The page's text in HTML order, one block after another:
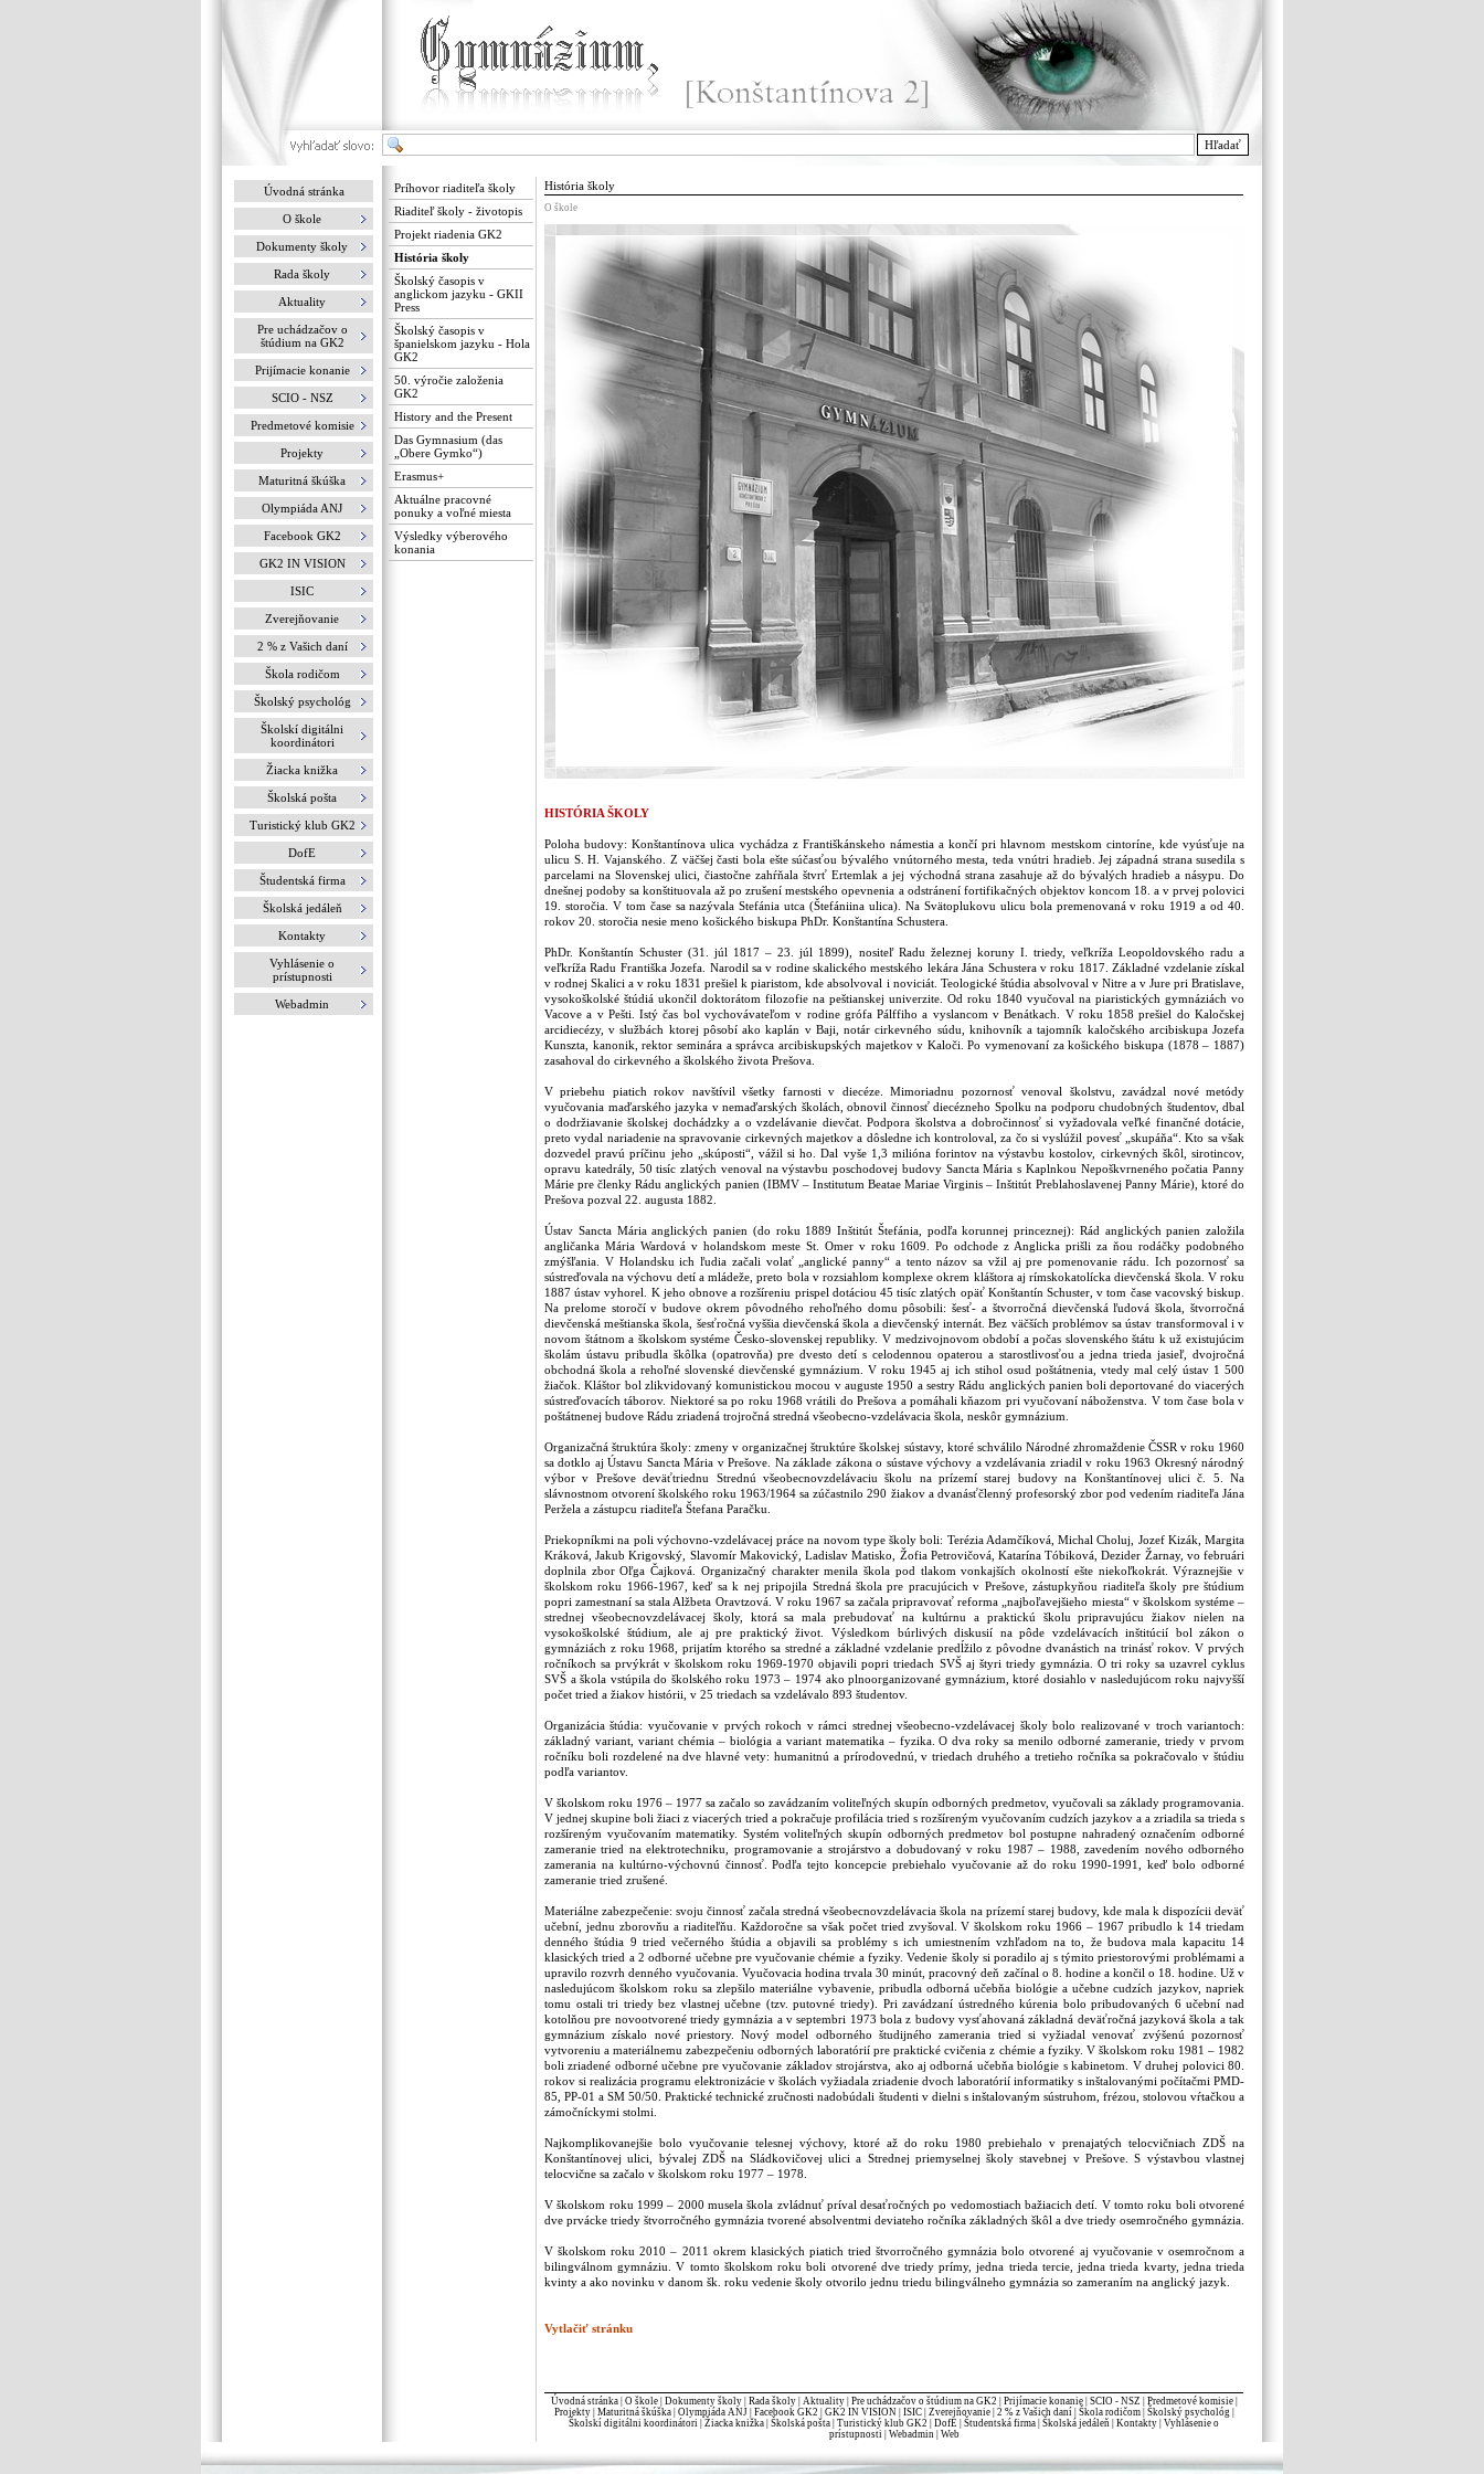
Hľadať
Úvodná stránka
O škole
Dokumenty školy
Rada školy
Aktuality
Pre uchádzačov o
štúdium na GK2
Prijímacie konanie
SCIO - NSZ
Predmetové komisie
Projekty
Maturitná škúška
Olympiáda ANJ
Facebook GK2
GK2 IN VISION
ISIC
Zverejňovanie
2 % z Vašich daní
Škola rodičom
Školský psychológ
Školskí digitálni
koordinátori
Žiacka knižka
Školská pošta
Turistický klub GK2
DofE
Študentská firma
Školská jedáleň
Kontakty
Vyhlásenie o
prístupnosti
Webadmin
História školy
O škole
HISTÓRIA ŠKOLY
Poloha budovy: Konštantínova ulica vychádza z Františkánskeho námestia a končí pri hlavnom mestskom cintoríne, kde vyúsťuje na
ulicu S. H. Vajanského. Z väčšej časti bola ešte súčasťou bývalého vnútorného mesta, teda vnútri hradieb. Jej západná strana susedila s
parcelami na Slovenskej ulici, čiastočne zahŕňala štvrť Ertemlak a jej východná strana zasahuje až do bývalých hradieb a násypu. Do
dnešnej podoby sa konštituovala až po zrušení mestského opevnenia a odstránení fortifikačných objektov koncom 18. a v prvej polovici
19. storočia. V tom čase sa nazývala Stefánia utca (Štefániina ulica). Na Svätoplukovu ulicu bola premenovaná v roku 1919 a od 40.
rokov 20. storočia nesie meno košického biskupa PhDr. Konštantína Schustera.
PhDr. Konštantín Schuster (31. júl 1817 – 23. júl 1899), nositeľ Radu železnej koruny I. triedy, veľkríža Leopoldovského radu a
veľkríža Radu Františka Jozefa. Narodil sa v rodine skalického mestského lekára Jána Schustera v roku 1817. Základné vzdelanie získal
v rodnej Skalici a v roku 1831 prešiel k piaristom, kde absolvoval i noviciát. Teologické štúdia absolvoval v Nitre a v Jure pri Bratislave,
vysokoškolské štúdiá ukončil doktorátom filozofie na peštianskej univerzite. Od roku 1840 vyučoval na piaristických gymnáziách vo
Vacove a v Pešti. Istý čas bol vychovávateľom v rodine grófa Pálffiho a vyslancom v Benátkach. V roku 1858 prešiel do Kaločskej
arcidiecézy, v službách ktorej pôsobí ako kaplán v Baji, notár cirkevného súdu, knihovník a tajomník kaločského arcibiskupa Jozefa
Kunszta, kanonik, rektor seminára a správca arcibiskupských majetkov v Kaloči. Po vymenovaní za košického biskupa (1878 – 1887)
zasahoval do cirkevného a školského života Prešova.
V priebehu piatich rokov navštívil všetky farnosti v diecéze. Mimoriadnu pozornosť venoval školstvu, zavádzal nové metódy
vyučovania maďarského jazyka v nemaďarských školách, obnovil činnosť diecézneho Spolku na podporu chudobných študentov, dbal
o dodržiavanie školskej dochádzky a o vzdelávanie dievčat. Podpora školstva a dobročinnosť si vyžadovala veľké finančné dotácie,
preto vydal nariadenie na spravovanie cirkevných majetkov a dôsledne ich kontroloval, za čo si vyslúžil povesť „skupáňa“. Kto sa však
dozvedel pravú príčinu jeho „skúposti“, vážil si ho. Dal vyše 1,3 milióna forintov na výstavbu kostolov, cirkevných škôl, sirotincov,
opravu katedrály, 50 tisíc zlatých venoval na výstavbu poschodovej budovy Sancta Mária s Kaplnkou Nepoškvrneného počatia Panny
Márie pre členky Rádu anglických panien (IBMV – Institutum Beatae Mariae Virginis – Inštitút Preblahoslavenej Panny Márie), ktoré do
Prešova pozval 22. augusta 1882.
Ústav Sancta Mária anglických panien (do roku 1889 Inštitút Štefánia, podľa korunnej princeznej): Rád anglických panien založila
angličanka Mária Wardová v holandskom meste St. Omer v roku 1609. Po odchode z Anglicka prišli za ňou rodáčky podobného
zmýšľania. V Holandsku ich ľudia začali volať „anglické panny“ a tento názov sa vžil aj pre pomenovanie rádu. Ich pozornosť sa
sústreďovala na výchovu detí a mládeže, preto bola v rozsiahlom komplexe okrem kláštora aj rímskokatolícka dievčenská škola. V roku
1887 ústav vyhorel. K jeho obnove a rozšíreniu prispel dotáciou 45 tisíc zlatých opäť Konštantín Schuster, v tom čase vacovský biskup.
Na prelome storočí v budove okrem pôvodného rehoľného domu pôsobili: šesť- a štvorročná dievčenská ľudová škola, štvorročná
dievčenská meštianska škola, šesťročná vyššia dievčenská škola a dievčenský internát. Bez väčších problémov sa ústav transformoval i v
novom štátnom a školskom systéme Česko-slovenskej republiky. V medzivojnovom období a počas slovenského štátu k už existujúcim
školám ústavu pribudla škôlka (opatrovňa) pre dvesto detí s celodennou opaterou a starostlivosťou a jedna trieda jasieľ, dvojročná
obchodná škola a rehoľné slovenské dievčenské gymnázium. V roku 1945 aj ich stihol osud poštátnenia, vtedy mal celý ústav 1 500
žiačok. Kláštor bol zlikvidovaný komunistickou mocou v auguste 1950 a sestry Rádu anglických panien boli deportované do viacerých
sústreďovacích táborov. Niektoré sa po roku 1968 vrátili do Prešova a pomáhali kňazom pri vyučovaní náboženstva. V tom čase bola v
poštátnenej budove Rádu zriadená trojročná stredná všeobecno-vzdelávacia škola, neskôr gymnázium.
Organizačná štruktúra školy: zmeny v organizačnej štruktúre školskej sústavy, ktoré schválilo Národné zhromaždenie ČSSR v roku 1960
sa dotklo aj Ústavu Sancta Mária v Prešove. Na základe zákona o sústave výchovy a vzdelávania zriadil v roku 1963 Okresný národný
výbor v Prešove deväťtriednu Strednú všeobecnovzdelávaciu školu na prízemí starej budovy na Konštantínovej ulici č. 5. Na
slávnostnom otvorení školského roku 1963/1964 sa zúčastnilo 290 žiakov a dvanásťčlenný profesorský zbor pod vedením riaditeľa Jána
Peržela a zástupcu riaditeľa Štefana Paračku.
Priekopníkmi na poli výchovno-vzdelávacej práce na novom type školy boli: Terézia Adamčíková, Michal Choluj, Jozef Kizák, Margita
Kráková, Jakub Krigovský, Slavomír Makovický, Ladislav Matisko, Žofia Petrovičová, Katarína Tóbiková, Dezider Žarnay, vo februári
doplnila zbor Oľga Čajková. Organizačný charakter menila škola pod tlakom vonkajších okolností ešte niekoľkokrát. Výraznejšie v
školskom roku 1966-1967, keď sa k nej pripojila Stredná škola pre pracujúcich v Prešove, zástupkyňou riaditeľa školy pre štúdium
popri zamestnaní sa stala Alžbeta Oravtzová. V roku 1967 sa začala pripravovať reforma „najboľavejšieho miesta“ v školskom systéme –
strednej všeobecnovzdelávacej školy, ktorá sa mala prebudovať na kultúrnu a praktickú školu pripravujúcu žiakov nielen na
vysokoškolské štúdium, ale aj pre praktický život. Výsledkom búrlivých diskusií na pôde vzdelávacích inštitúcií bol zákon o
gymnáziách z roku 1968, prijatím ktorého sa stredné a základné vzdelanie predĺžilo z pôvodne dvanástich na trinásť rokov. V prvých
ročníkoch sa prvýkrát v školskom roku 1969-1970 objavili popri triedach SVŠ aj štyri triedy gymnázia. O tri roky sa uzavrel cyklus
SVŠ a škola vstúpila do školského roku 1973 – 1974 ako plnoorganizované gymnázium, ktoré dosiahlo v nasledujúcom roku najvyšší
počet tried a žiakov histórii, v 25 triedach sa vzdelávalo 893 študentov.
Organizácia štúdia: vyučovanie v prvých rokoch v rámci strednej všeobecno-vzdelávacej školy bolo realizované v troch variantoch:
základný variant, variant chémia – biológia a variant matematika – fyzika. O dva roky sa menilo odborné zameranie, triedy v prvom
ročníku boli rozdelené na dve hlavné vety: humanitnú a prírodovednú, v triedach druhého a tretieho ročníka sa pokračovalo v štúdiu
podľa variantov.
V školskom roku 1976 – 1977 sa začalo so zavádzaním voliteľných skupín odborných predmetov, vyučovali sa základy programovania.
V jednej skupine boli žiaci z viacerých tried a pokračuje profilácia tried s rozšíreným vyučovaním cudzích jazykov a a zriadila sa trieda s
rozšíreným vyučovaním matematiky. Systém voliteľných skupín odborných predmetov bol postupne nahradený označením odborné
zameranie tried na elektrotechniku, programovanie a strojárstvo a dobudovaný v roku 1987 – 1988, zavedením nového odborného
zamerania na kultúrno-výchovnú činnosť. Podľa tejto koncepcie prebiehalo vyučovanie až do roku 1990-1991, keď bolo odborné
zameranie tried zrušené.
Materiálne zabezpečenie: svoju činnosť začala stredná všeobecnovzdelávacia škola na prízemí starej budovy, kde mala k dispozícii deväť
učební, jednu zborovňu a riaditeľňu. Každoročne sa však počet tried zvyšoval. V školskom roku 1966 – 1967 pribudlo k 14 triedam
denného štúdia 9 tried večerného štúdia a objavili sa problémy s ich umiestnením vzhľadom na to, že budova mala kapacitu 14
klasických tried a 2 odborné učebne pre vyučovanie chémie a fyziky. Vedenie školy si poradilo aj s týmito priestorovými problémami a
upravilo rozvrh denného vyučovania. Vyučovacia hodina trvala 30 minút, pracovný deň začínal o 8. hodine a končil o 18. hodine. Už v
nasledujúcom školskom roku sa zlepšilo materiálne vybavenie, pribudla odborná učebňa biológie a učebne cudzích jazykov, napriek
tomu ostali tri triedy bez vlastnej učebne (tzv. putovné triedy). Pri zavádzaní ústredného kúrenia bolo pribudovaných 6 učební nad
kotolňou pre novootvorené triedy gymnázia a v septembri 1973 bola z budovy vysťahovaná základná deväťročná jazyková škola a tak
gymnázium získalo nové priestory. Nový model odborného študijného zamerania tried si vyžiadal venovať zvýšenú pozornosť
vytvoreniu a materiálnemu zabezpečeniu odborných laboratórií pre praktické cvičenia z chémie a fyziky. V školskom roku 1981 – 1982
boli zriadené odborné učebne pre vyučovanie základov strojárstva, ako aj odborná učebňa biológie s kabinetom. V druhej polovici 80.
rokov si realizácia programu elektronizácie v školách vyžiadala zriadenie dvoch laboratórií informatiky s inštalovanými počítačmi PMD-
85, PP-01 a SM 50/50. Praktické technické zručnosti nadobúdali študenti v dielni s inštalovaným sústruhom, frézou, stolovou vŕtačkou a
zámočníckymi stolmi.
Najkomplikovanejšie bolo vyučovanie telesnej výchovy, ktoré až do roku 1980 prebiehalo v prenajatých telocvičniach ZDŠ na
Konštantínovej ulici, bývalej ZDŠ na Sládkovičovej ulici a Strednej priemyselnej školy stavebnej v Prešove. S výstavbou vlastnej
telocvične sa začalo v školskom roku 1977 – 1978.
V školskom roku 1999 – 2000 musela škola zvládnuť príval desaťročných po vedomostiach bažiacich detí. V tomto roku boli otvorené
dve prvácke triedy štvorročného gymnázia tvorené absolventmi deviateho ročníka základných škôl a dve triedy osemročného gymnázia.
V školskom roku 2010 – 2011 okrem klasických piatich tried štvorročného gymnázia bolo otvorené aj vyučovanie v osemročnom a
bilingválnom gymnáziu. V tomto školskom roku boli otvorené dve triedy prímy, jedna trieda tercie, jedna trieda kvarty, jedna trieda
kvinty a ako novinku v danom šk. roku vedenie školy otvorilo jednu triedu bilingválneho gymnázia so zameraním na anglický jazyk.
Vytlačiť stránku
Úvodná stránka| O škole| Dokumenty školy| Rada školy| Aktuality| Pre uchádzačov o štúdium na GK2 Prijímacie konanie| SCIO - NSZ Predmetové komisie
Projekty| Maturitná škúška| Olympiáda ANJ| Facebook GK2 GK2 IN VISION| ISIC| Zverejňovanie| 2 % z Vašich daní| Škola rodičom| Školský psychológ|
Školskí digitálni koordinátori Žiacka knižka Školská pošta Turistický klub GK2 DofE Študentská firma Školská jedáleň Kontakty Vyhlásenie o
prístupnosti| Webadmin| Web
Príhovor riaditeľa školy
Riaditeľ školy - životopis
Projekt riadenia GK2
História školy
Školský časopis v
anglickom jazyku - GKII
Press
Školský časopis v
španielskom jazyku - Hola
GK2
50. výročie založenia
GK2
History and the Present
Das Gymnasium (das
„Obere Gymko“)
Erasmus+
Aktuálne pracovné
ponuky a voľné miesta
Výsledky výberového
konania